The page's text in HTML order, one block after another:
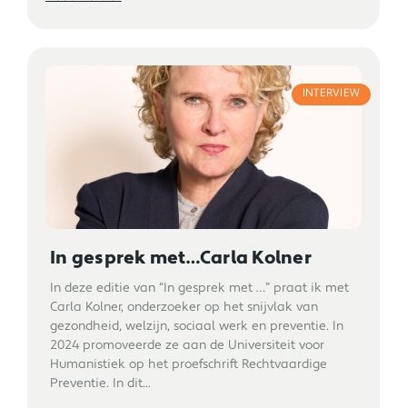
INTERVIEW
In gesprek met…Carla Kolner
In deze editie van “In gesprek met …” praat ik met
Carla Kolner, onderzoeker op het snijvlak van
gezondheid, welzijn, sociaal werk en preventie. In
2024 promoveerde ze aan de Universiteit voor
Humanistiek op het proefschrift Rechtvaardige
Preventie. In dit...